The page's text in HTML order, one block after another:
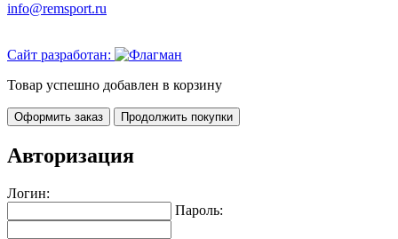
info@remsport.ru
Сайт разработан:
Товар успешно добавлен в корзину
Оформить заказ Продолжить покупки
Авторизация
Логин:
Пароль: